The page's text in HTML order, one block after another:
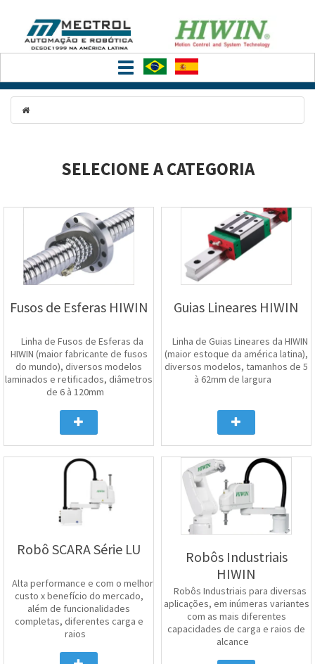
Toggle
navigation
SELECIONE A CATEGORIA
Fusos de Esferas HIWIN
Linha de Fusos de Esferas da
HIWIN (maior fabricante de fusos
do mundo), diversos modelos
laminados e retificados, diâmetros
de 6 à 120mm
Guias Lineares HIWIN
Linha de Guias Lineares da HIWIN
(maior estoque da américa latina),
diversos modelos, tamanhos de 5
à 62mm de largura
Robô SCARA Série LU
Alta performance e com o melhor
custo x benefício do mercado,
além de funcionalidades
completas, diferentes carga e
raios
Robôs Industriais
HIWIN
Robôs Industriais para diversas
aplicações, em inúmeras variantes
com as mais diferentes
capacidades de carga e raios de
alcance